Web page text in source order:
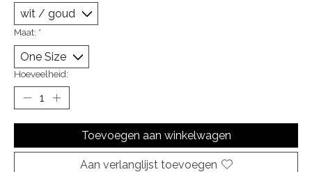
Maat: *
Hoeveelheid:
Toevoegen aan winkelwagen
Aan verlanglijst toevoegen